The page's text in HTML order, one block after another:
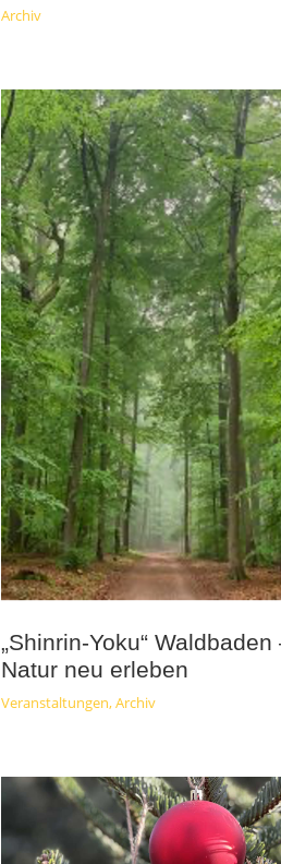
Archiv
„Shinrin-Yoku“ Waldbaden
Natur neu erleben
Veranstaltungen,Archiv